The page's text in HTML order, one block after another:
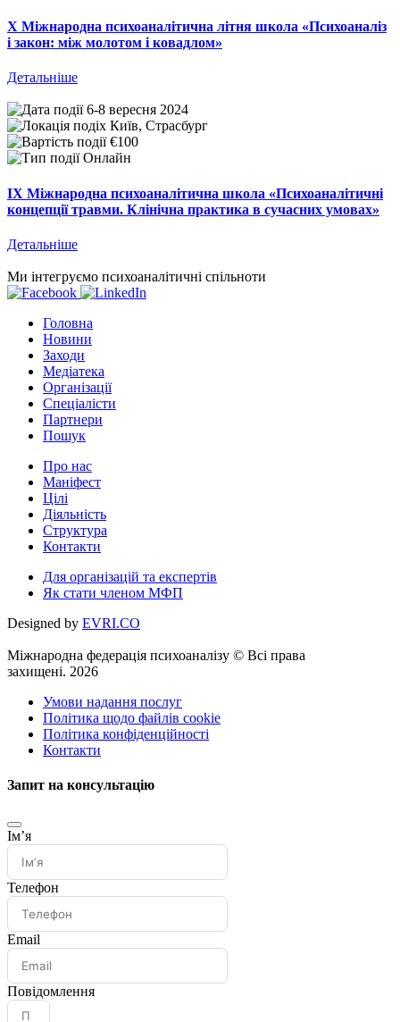
Х Міжнародна психоаналітична літня школа «Психоаналіз
і закон: між молотом і ковадлом»
Детальніше
6-8 вересня 2024
Київ, Страсбург
€100
Онлайн
IX Міжнародна психоаналітична школа «Психоаналітичні
концепції травми. Клінічна практика в сучасних умовах»
Детальніше
Ми інтегруємо психоаналітичні спільноти
Головна
Новини
Заходи
Медіатека
Організації
Спеціалісти
Партнери
Пошук
Про нас
Маніфест
Цілі
Діяльність
Структура
Контакти
Для організацій та експертів
Як стати членом МФП
Designed by EVRI.CO
Міжнародна федерація психоаналізу © Всі права
захищені. 2026
Умови надання послуг
Політика щодо файлів cookie
Політика конфіденційності
Контакти
Запит на консультацію
Імʼя
Телефон
Email
Повідомлення